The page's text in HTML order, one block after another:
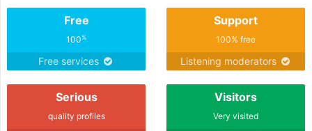
Free
100%
Free services
Support
100% free
Listening moderators
Serious
quality profiles
Visitors
Very visited